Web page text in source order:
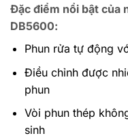
Đặc điểm nổi bật của
DB5600:
Phun rửa tự động
Điều chỉnh được
phun
Vòi phun thép
sinh